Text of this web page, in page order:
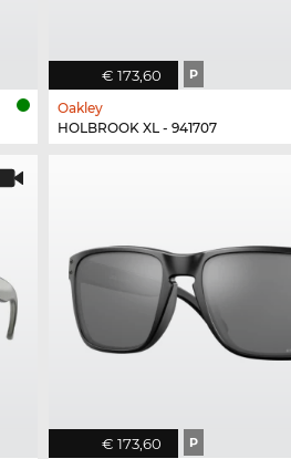
€ 173,60 P
Oakley
HOLBROOK XL - 941707
€ 173,60 P